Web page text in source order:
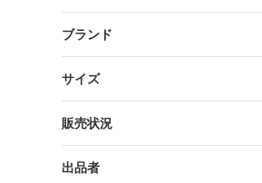
ブランド
サイズ
販売状況
出品者